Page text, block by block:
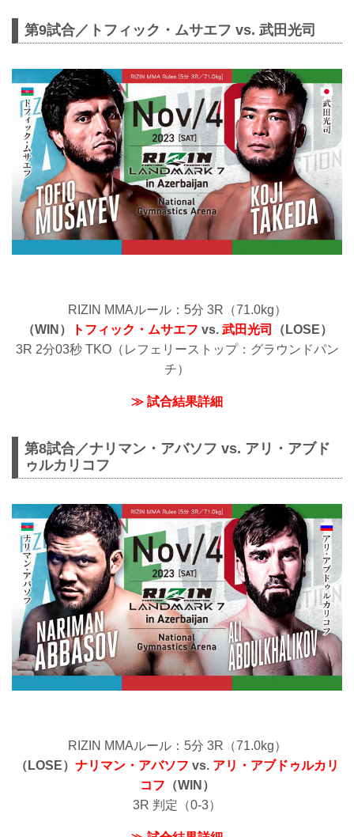
第9試合／トフィック・ムサエフ vs. 武田光司
RIZIN MMAルール：5分 3R（71.0kg）
（WIN）
トフィック・ムサエフ vs. 武田光司
（LOSE）
3R 2分03秒 TKO（レフェリーストップ：グラウンドパン
チ）
≫ 試合結果詳細
第8試合／ナリマン・アバソフ vs. アリ・アブド
ゥルカリコフ
RIZIN MMAルール：5分 3R（71.0kg）
（LOSE） ナリマン・アバソフ vs. アリ・アブドゥルカリ
コフ （WIN）
3R 判定（0-3）